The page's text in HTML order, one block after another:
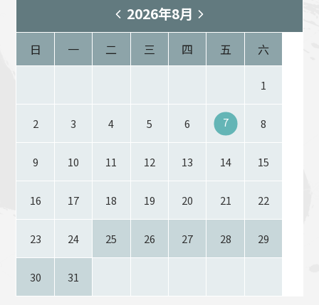
2026年8月
日 一 二 三 四 五 六
1
2 3 4 5 6 7 8
9 10 11 12 13 14 15
16 17 18 19 20 21 22
23 24 25 26 27 28 29
30 31